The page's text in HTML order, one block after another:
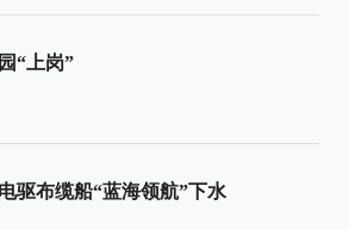
“上岗”
驱布缆船“蓝海领航”下水